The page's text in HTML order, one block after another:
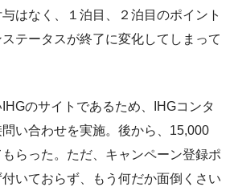
はなく、１泊目、２泊目のポイント
テータスが終了に変化してしまって
のサイトであるため、IHGコンタ
い合わせを実施。後から、15,000
らった。ただ、キャンペーン登録ポ
いておらず、もう何だか面倒くさい